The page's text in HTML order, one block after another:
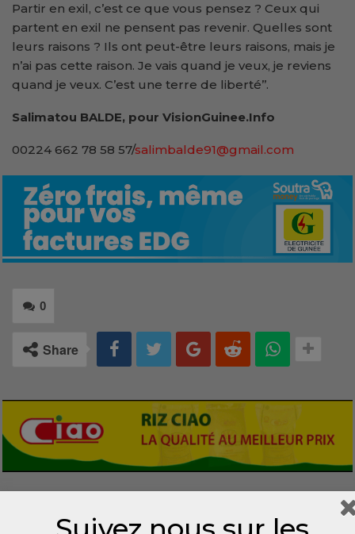
Partir en exil, c’est ce que vous pensez ? Ceux qui
partent en exil ne pensent pas revenir. Quelles sont
leurs raisons ? Ils ont peut-être leurs raisons, mais je
n’ai pas cette raison. Je vais quand je veux, je reviens
quand je veux. C’est une terre de liberté’’.
Salimatou BALDE, pour VisionGuinee.Info
00224 662 78 58 57/salimbalde91@gmail.com
0
Share